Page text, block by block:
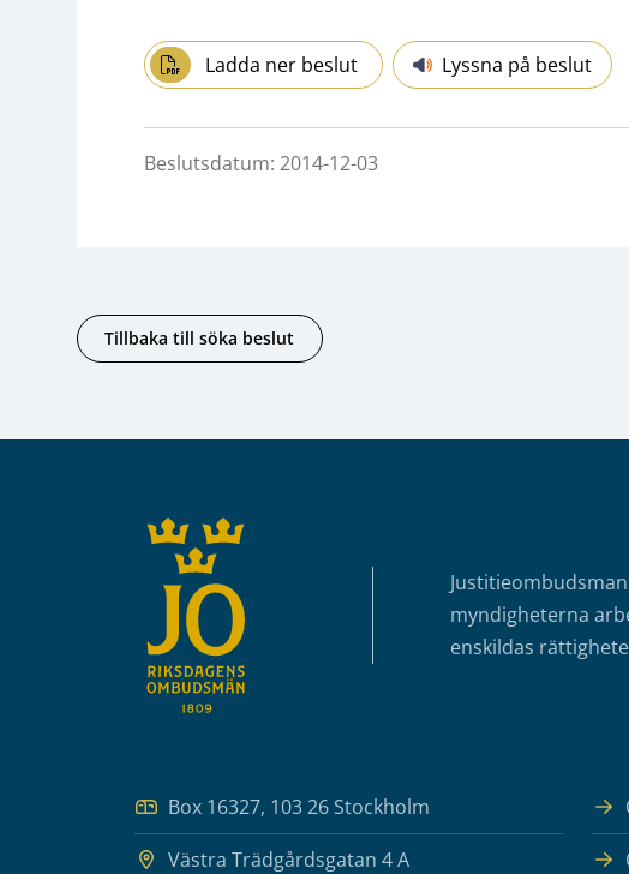
Ladda ner beslut Lyssna på beslut
Beslutsdatum: 2014-12-03
Tillbaka till söka beslut
myndigheterna
enskildas
Box 16327, 103 26 Stockholm
Västra Trädgårdsgatan 4 A